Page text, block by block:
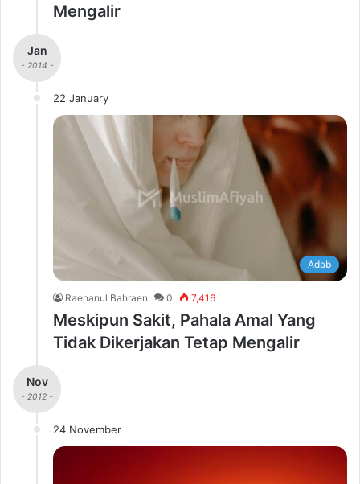
Mengalir
Jan
- 2014 -
22 January
Adab
Raehanul Bahraen 0 7,416
Meskipun Sakit, Pahala Amal Yang
Tidak Dikerjakan Tetap Mengalir
Nov
- 2012 -
24 November